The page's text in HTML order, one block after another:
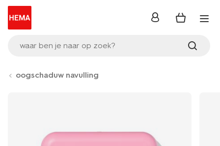
waar ben je naar op zoek?
inloggen
oogschaduw navulling